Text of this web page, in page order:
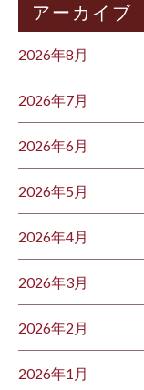
アーカイブ
2026年8月
2026年7月
2026年6月
2026年5月
2026年4月
2026年3月
2026年2月
2026年1月